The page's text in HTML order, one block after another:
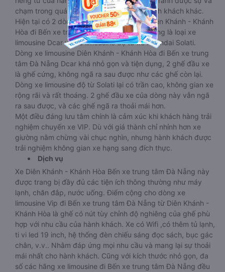
chạm trong quá trình di chuyển với các hành khách khác.
Hiện tại có 2 dòng xe limousine 9 chỗ từ Diên Khánh - Khánh
Hòa đi Bến xe trung tâm Đà Nẵng từ nổi tiếng là loại xe
limousine Dcar và xe limousine độ từ xe Huyndai Solati.
Dòng xe limousine Diên Khánh - Khánh Hòa đi Bến xe trung
tâm Đà Nẵng Dcar khá nhỏ gọn và tiện dụng, 2 ghế đầu xe
là ghế cứng, không ngã ra sau được như các ghế còn lại.
Dòng xe limousine độ từ Solati lại có trần cao, không gian xe
rộng rãi và rất thoáng. 2 ghế đầu xe của dòng này vẫn ngã
ra sau được, và các ghế ngã ra thoải mái hơn.
Một điều đáng lưu tâm chính là cảm xúc khi khách hàng trải
nghiệm chuyến xe VIP. Dù với giá thành chỉ nhỉnh hơn xe
giường nằm chừng vài chục nghìn, nhưng hành khách được
trải nghiệm không gian xe hạng sang đích thực.
Dịch vụ
Xe Diên Khánh - Khánh Hòa Bến xe trung tâm Đà Nẵng này
được trang bị đầy đủ các tiện ích thông thường như máy
lạnh, chăn đắp, nước uống. Điểm cộng cho dòng xe
limousine Vip đi Bến xe trung tâm Đà Nẵng từ Diên Khánh -
Khánh Hòa là ghế có nút tùy chỉnh độ nghiêng của ghế phù
hợp với nhu cầu của hành khách. Xe có Wifi ,có thêm tủ lạnh,
ti vi led 19 inch, hệ thống đèn chiếu sáng đọc sách, bục gác
chân, v.v.. Nhằm đáp ứng mọi nhu cầu và mang lại sự thoải
mái nhất cho hành khách. Cũng với kích thước nhỏ gọn, đa
số các hãng xe limousine đi Bến xe trung tâm Đà Nẵng đều